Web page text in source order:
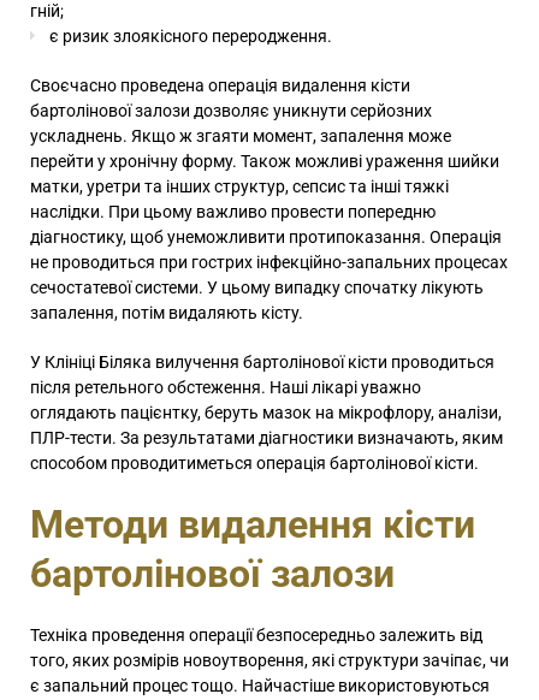
гній;
є ризик злоякісного переродження.
Своєчасно проведена операція видалення кісти
бартолінової залози дозволяє уникнути серйозних
ускладнень. Якщо ж згаяти момент, запалення може
перейти у хронічну форму. Також можливі ураження шийки
матки, уретри та інших структур, сепсис та інші тяжкі
наслідки. При цьому важливо провести попередню
діагностику, щоб унеможливити протипоказання. Операція
не проводиться при гострих інфекційно-запальних процесах
сечостатевої системи. У цьому випадку спочатку лікують
запалення, потім видаляють кісту.
У Клініці Біляка вилучення бартолінової кісти проводиться
після ретельного обстеження. Наші лікарі уважно
оглядають пацієнтку, беруть мазок на мікрофлору, аналізи,
ПЛР-тести. За результатами діагностики визначають, яким
способом проводитиметься операція бартолінової кісти.
Методи видалення кісти
бартолінової залози
Техніка проведення операції безпосередньо залежить від
того, яких розмірів новоутворення, які структури зачіпає, чи
є запальний процес тощо. Найчастіше використовуються